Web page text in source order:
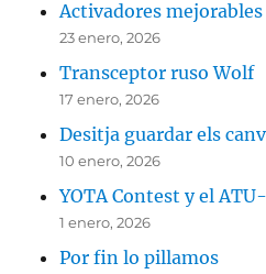
Activadores mejorables
23 enero, 2026
Transceptor ruso Wolf
17 enero, 2026
Desitja guardar els
10 enero, 2026
YOTA Contest y el
1 enero, 2026
Por fin lo pillamos